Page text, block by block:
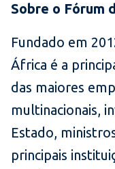
Sobre o Fórum
Fundado em
África é a
das maiores
multinacionais,
Estado,
principais